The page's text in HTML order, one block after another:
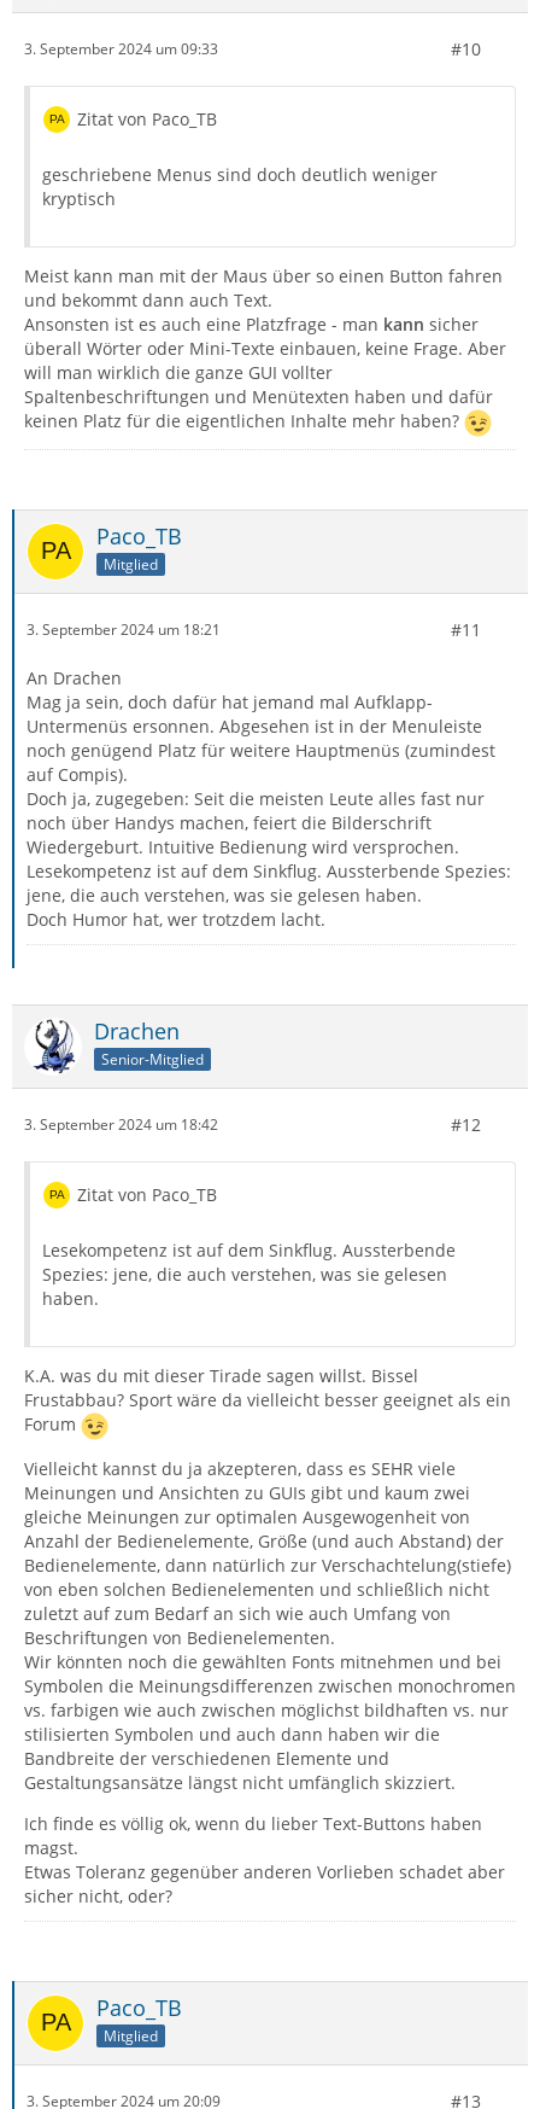
3. September 2024 um 09:33 #10
Zitat von Paco_TB
geschriebene Menus sind doch deutlich weniger
kryptisch
Meist kann man mit der Maus über so einen Button fahren
und bekommt dann auch Text.
Ansonsten ist es auch eine Platzfrage - man kann sicher
überall Wörter oder Mini-Texte einbauen, keine Frage. Aber
will man wirklich die ganze GUI vollter
Spaltenbeschriftungen und Menütexten haben und dafür
keinen Platz für die eigentlichen Inhalte mehr haben?
Paco_TB
Mitglied
3. September 2024 um 18:21 #11
An Drachen
Mag ja sein, doch dafür hat jemand mal Aufklapp-
Untermenüs ersonnen. Abgesehen ist in der Menuleiste
noch genügend Platz für weitere Hauptmenüs (zumindest
auf Compis).
Doch ja, zugegeben: Seit die meisten Leute alles fast nur
noch über Handys machen, feiert die Bilderschrift
Wiedergeburt. Intuitive Bedienung wird versprochen.
Lesekompetenz ist auf dem Sinkflug. Aussterbende Spezies:
jene, die auch verstehen, was sie gelesen haben.
Doch Humor hat, wer trotzdem lacht.
Drachen
Senior-Mitglied
3. September 2024 um 18:42 #12
Zitat von Paco_TB
Lesekompetenz ist auf dem Sinkflug. Aussterbende
Spezies: jene, die auch verstehen, was sie gelesen
haben.
K.A. was du mit dieser Tirade sagen willst. Bissel
Frustabbau? Sport wäre da vielleicht besser geeignet als ein
Forum
Vielleicht kannst du ja akzepteren, dass es SEHR viele
Meinungen und Ansichten zu GUIs gibt und kaum zwei
gleiche Meinungen zur optimalen Ausgewogenheit von
Anzahl der Bedienelemente, Größe (und auch Abstand) der
Bedienelemente, dann natürlich zur Verschachtelung(stiefe)
von eben solchen Bedienelementen und schließlich nicht
zuletzt auf zum Bedarf an sich wie auch Umfang von
Beschriftungen von Bedienelementen.
Wir könnten noch die gewählten Fonts mitnehmen und bei
Symbolen die Meinungsdifferenzen zwischen monochromen
vs. farbigen wie auch zwischen möglichst bildhaften vs. nur
stilisierten Symbolen und auch dann haben wir die
Bandbreite der verschiedenen Elemente und
Gestaltungsansätze längst nicht umfänglich skizziert.
Ich finde es völlig ok, wenn du lieber Text-Buttons haben
magst.
Etwas Toleranz gegenüber anderen Vorlieben schadet aber
sicher nicht, oder?
Paco_TB
Mitglied
3. September 2024 um 20:09 #13